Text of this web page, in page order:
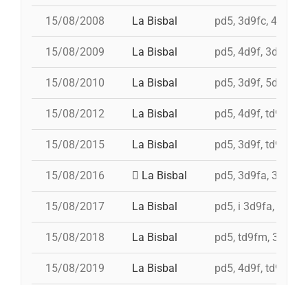
15/08/2008 La Bisbal pd5, 3d9fc, 4d8a,
15/08/2009 La Bisbal pd5, 4d9f, 3d9f,
15/08/2010 La Bisbal pd5, 3d9f, 5d8a,
15/08/2012 La Bisbal pd5, 4d9f, td9fm,
15/08/2015 La Bisbal pd5, 3d9f, td9fm,
15/08/2016 La Bisbal pd5, 3d9fa, 3d8s,
15/08/2017 La Bisbal pd5, i 3d9fa, 4d9f,
15/08/2018 La Bisbal pd5, td9fm,
15/08/2019 La Bisbal pd5, 4d9f, td9fm,